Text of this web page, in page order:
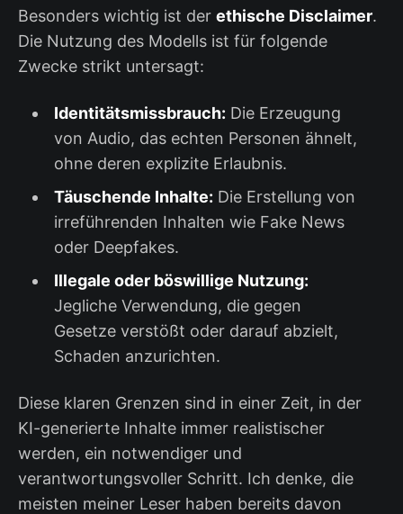
Besonders wichtig ist der ethische Disclaimer.
Die Nutzung des Modells ist für folgende
Zwecke strikt untersagt:
Identitätsmissbrauch: Die Erzeugung
von Audio, das echten Personen ähnelt,
ohne deren explizite Erlaubnis.
Täuschende Inhalte: Die Erstellung von
irreführenden Inhalten wie Fake News
oder Deepfakes.
Illegale oder böswillige Nutzung:
Jegliche Verwendung, die gegen
Gesetze verstößt oder darauf abzielt,
Schaden anzurichten.
Diese klaren Grenzen sind in einer Zeit, in der
KI-generierte Inhalte immer realistischer
werden, ein notwendiger und
verantwortungsvoller Schritt. Ich denke, die
meisten meiner Leser haben bereits davon